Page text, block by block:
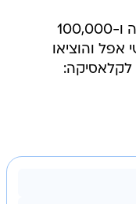
ב-1984, כשנה לאחר שיצאה ליסה ו-100,000
אפל והוציאו